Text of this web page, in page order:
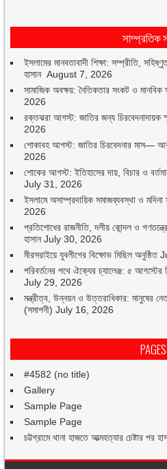
সাম্প্রতিক
ইসলামের মানবতাবাদী শিক্ষা: সম্প্রীতি,
হাসান August 7, 2026
সামাজিক অবক্ষয়: নৈতিকতার সংকট ও মানবিক
2026
রক্তঝরা আগস্ট: জাতির জন্য চিরবেদনাদায়ক
2026
শোকাবহ আগস্ট: জাতির চিরবেদনার মাস—
2026
শোকের আগস্ট: ইতিহাসের দায়, বিচার ও
July 31, 2026
ইসলামে অসাম্প্রদায়িক সমাজব্যবস্থা ও মদিনা
2026
প্রতিশোধের রাজনীতি, দলীয় কোন্দল ও
হাসান July 30, 2026
মীরসরাইয়ে যুবলীগের বিক্ষোভ মিছিল অনুষ্ঠিত
পরিবর্তনের পথে ঐক্যের চ্যালেঞ্জ: ৫ আগস্টের
July 29, 2026
মন্ত্রীত্ব, উন্নয়ন ও উত্তরাধিকার: মানুষের
(সমাপনী) July 16, 2026
PAGES
#4582 (no title)
Gallery
Sample Page
Sample Page
চট্টগ্রামে থানা হাজতে আত্মহত্যার চেষ্টার পর